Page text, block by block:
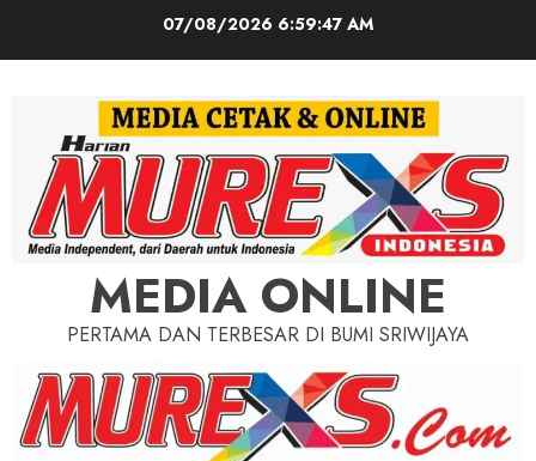
07/08/2026 6:59:49 AM
MEDIA ONLINE
PERTAMA DAN TERBESAR DI BUMI SRIWIJAYA